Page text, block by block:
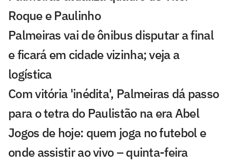
Roque e Paulinho
Palmeiras vai de ônibus disputar a final
e ficará em cidade vizinha; veja a
logística
Com vitória 'inédita', Palmeiras dá passo
para o tetra do Paulistão na era Abel
Jogos de hoje: quem joga no futebol e
onde assistir ao vivo – quinta-feira